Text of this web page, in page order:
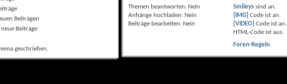
Beiträgen
Beiträge
geschrieben.
Themen beantworten: Nein
Anhänge hochladen: Nein
Beiträge bearbeiten: Nein
Smileys sindan.
[IMG] Code istan.
[VIDEO] Code istan.
HTML-Code istaus.
Foren-Regeln